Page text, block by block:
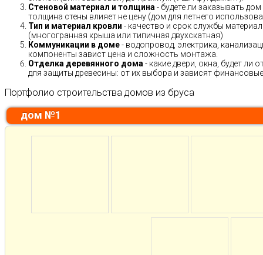
Стеновой материал и толщина - будете ли заказывать
толщина стены влияет не цену (дом для летнего
Тип и материал кровли - качество и срок службы
(многогранная крыша или типичная двухскатная)
Коммуникации в доме- водопровод, электрика,
компоненты завист цена и сложность монтажа.
Отделка деревянного дома - какие двери, окна, будет
для защиты древесины: от их выбора и зависят
Портфолио строительства домов из бруса
дом №1